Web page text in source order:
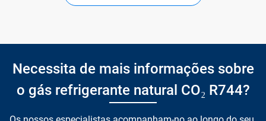
Necessita de mais informações sobre
o gás refrigerante natural CO₂ R744?